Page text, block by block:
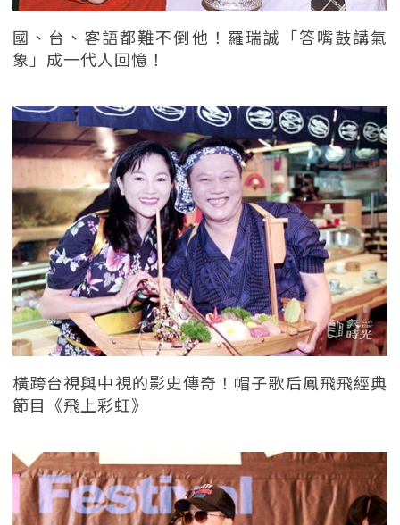
國、台、客語都難不倒他！羅瑞誠「答嘴鼓講氣
象」成一代人回憶！
橫跨台視與中視的影史傳奇！帽子歌后鳳飛飛經典
節目《飛上彩虹》